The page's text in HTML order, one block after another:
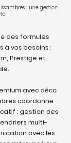
: une gestion
des formules
à vos besoins :
Prestige et
avec déco
coordonne
: gestion des
multi-
avec les